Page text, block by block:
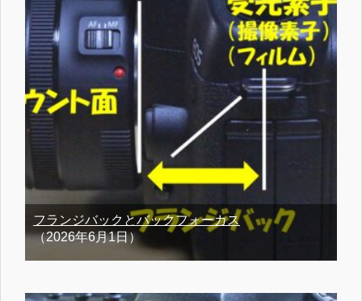
フランジバックとバックフォーカス
（2026年6月1日）